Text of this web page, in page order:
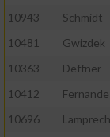
10943
Schmidt
10481
Gwizdek
10363
Deffner
10412
10696
auf einem
Verwendung
von
Erstellung von
Werbung